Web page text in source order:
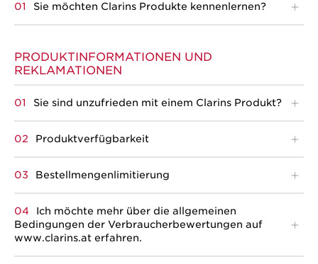
Sie möchten Clarins Produkte kennenlernen?
PRODUKTINFORMATIONEN UND
REKLAMATIONEN
Sie sind unzufrieden mit einem Clarins Produkt?
Produktverfügbarkeit
Bestellmengenlimitierung
Ich möchte mehr über die allgemeinen
Bedingungen der Verbraucherbewertungen auf
www.clarins.at erfahren.